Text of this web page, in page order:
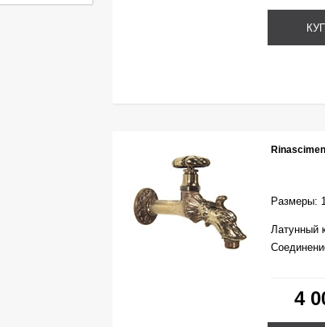
Размеры:
Латунный
4